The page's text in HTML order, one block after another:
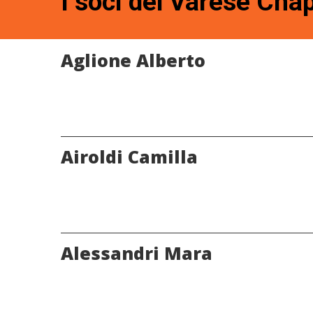
Aglione Alberto
Airoldi Camilla
Alessandri Mara